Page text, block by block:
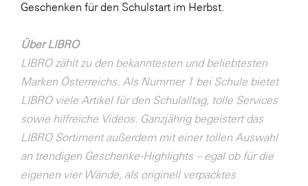
Lidl Österreich
Die Menü-Manufaktur
MTH Retail Group
OMV
PAGRO
PHH Rechtsanwält:innen
Geschenken für den Schulstart im Herbst.
Über LIBRO
LIBRO zählt zu den bekanntesten und beliebtesten
Marken Österreichs. Als Nummer 1 bei Schule bietet
LIBRO viele Artikel für den Schulalltag, tolle Services
sowie hilfreiche Videos. Ganzjährig begeistert das
LIBRO Sortiment außerdem mit einer tollen Auswahl
an trendigen Geschenke-Highlights – egal ob für die
eigenen vier Wände, als originell verpacktes